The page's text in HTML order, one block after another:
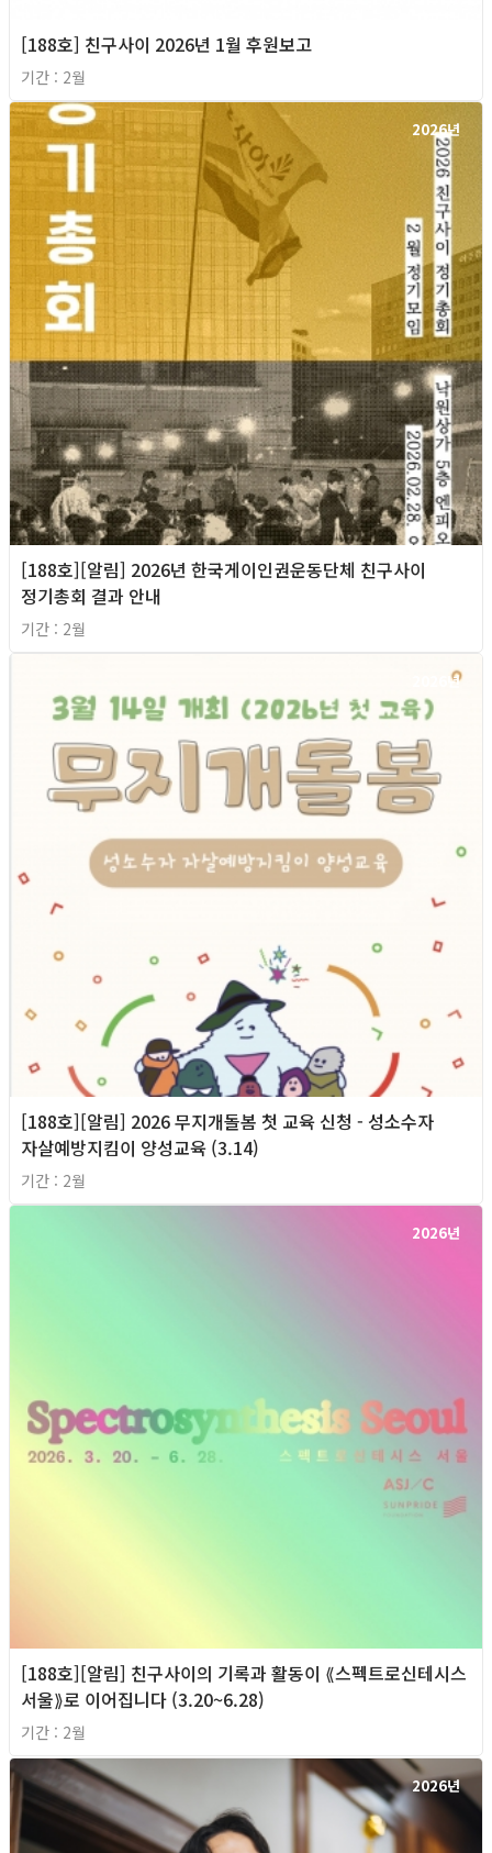
[188호] 친구사이 2026년 1월 후원보고
기간 : 2월
2026년
[188호][알림] 2026년 한국게이인권운동단체 친구사이
정기총회 결과 안내
기간 : 2월
2026년
[188호][알림] 2026 무지개돌봄 첫 교육 신청 - 성소수자
자살예방지킴이 양성교육 (3.14)
기간 : 2월
2026년
[188호][알림] 친구사이의 기록과 활동이 ⟪스펙트로신테시스
서울⟫로 이어집니다 (3.20~6.28)
기간 : 2월
2026년